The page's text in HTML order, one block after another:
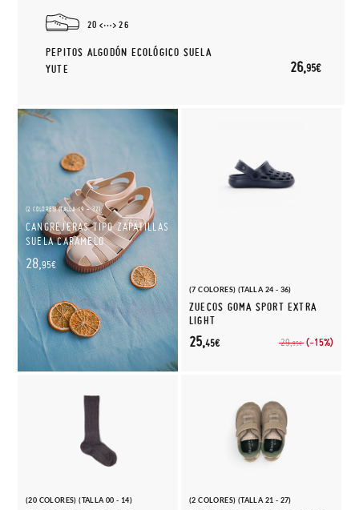
20 26
PEPITOS ALGODÓN ECOLÓGICO SUELA
YUTE
26,95€
(2 COLORES) (TALLA 19 - 32)
CANGREJERAS TIPO ZAPATILLAS
SUELA CARAMELO
28, 95€
(7 COLORES) (TALLA 24 - 36)
ZUECOS GOMA SPORT EXTRA
LIGHT
29,95€ (-15%)
25,45€
(20 COLORES) (TALLA 00 - 14) (2 COLORES) (TALLA 21 - 27)